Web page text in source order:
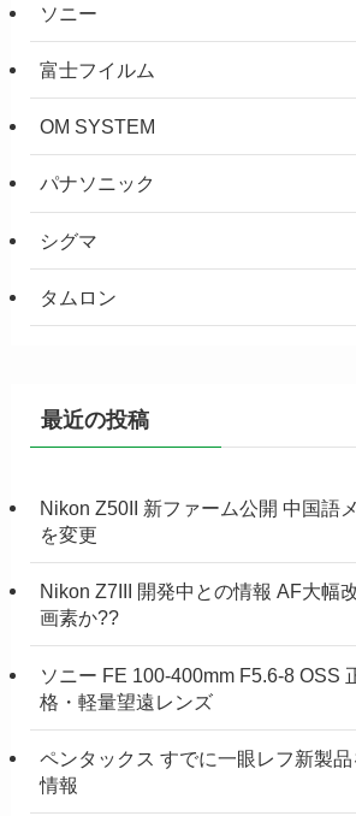
ソニー
富士フイルム
OM SYSTEM
パナソニック
シグマ
タムロン
最近の投稿
Nikon Z50II 新ファーム公開 中国語
を変更
Nikon Z7III 開発中との情報 AF大幅
画素か??
ソニー FE 100-400mm F5.6-8 OSS
格・軽量望遠レンズ
ペンタックス すでに一眼レフ新製
情報